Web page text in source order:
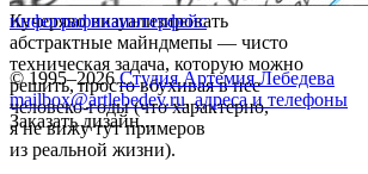
Кучеряво визуализировать
абстрактные майндмепы — чисто
техническая задача, которую можно
решить, просто вбухивая в нее
человеко-годы (что характерно,
я не вижу тут примеров
из реальной жизни).
инфографикаинтерфейс
© 1995–2026 Студия Артемия Лебедева
mailbox@artlebedev.ru, адреса и телефоны
Заказать дизайн...